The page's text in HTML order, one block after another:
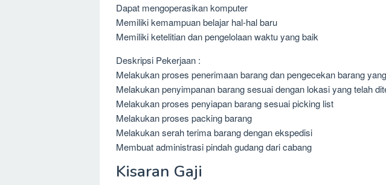
Dapat mengoperasikan komputer
Memiliki kemampuan belajar hal-hal baru
Memiliki ketelitian dan pengelolaan waktu yang baik
Deskripsi Pekerjaan :
Melakukan proses penerimaan barang dan pengecekan barang
Melakukan penyimpanan barang sesuai dengan lokasi yang telah
Melakukan proses penyiapan barang sesuai picking list
Melakukan proses packing barang
Melakukan serah terima barang dengan ekspedisi
Membuat administrasi pindah gudang dari cabang
Kisaran Gaji